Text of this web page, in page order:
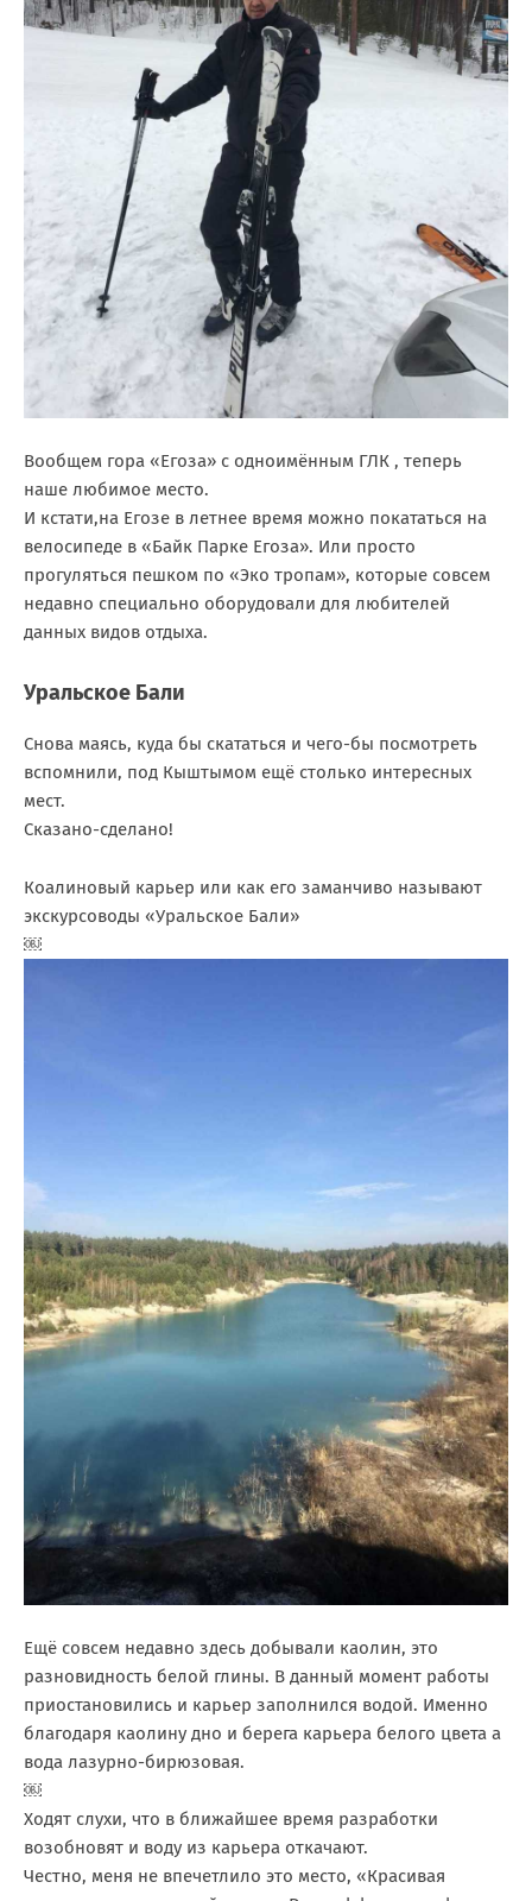
Вообщем гора «Егоза» с одноимённым ГЛК , теперь
наше любимое место.
И кстати,на Егозе в летнее время можно покататься на
велосипеде в «Байк Парке Егоза». Или просто
прогуляться пешком по «Эко тропам», которые совсем
недавно специально оборудовали для любителей
данных видов отдыха.
Уральское Бали
Снова маясь, куда бы скататься и чего-бы посмотреть
вспомнили, под Кыштымом ещё столько интересных
мест.
Сказано-сделано!
Коалиновый карьер или как его заманчиво называют
экскурсоводы «Уральское Бали»
￼
Ещё совсем недавно здесь добывали каолин, это
разновидность белой глины. В данный момент работы
приостановились и карьер заполнился водой. Именно
благодаря каолину дно и берега карьера белого цвета а
вода лазурно-бирюзовая.
￼
Ходят слухи, что в ближайшее время разработки
возобновят и воду из карьера откачают.
Честно, меня не впечетлило это место, «Красивая